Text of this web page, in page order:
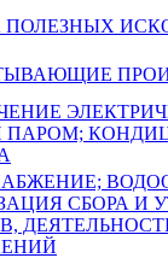
ПОЛЕЗНЫХ
ПАРОМ;
СБОРА И